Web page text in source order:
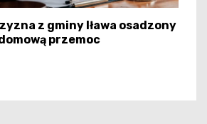
z gminy Iława osadzony
przemoc